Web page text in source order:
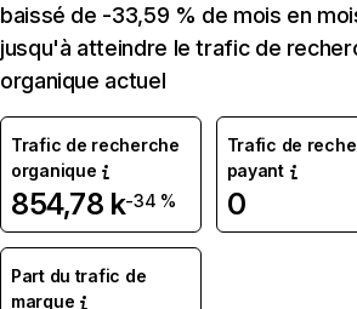
baissé de -33,59 % de mois en
jusqu'à atteindre le trafic de
organique actuel
Trafic de recherche
organique
854,78 k-34 %
Trafic de
payant
0
Part du trafic de
marque